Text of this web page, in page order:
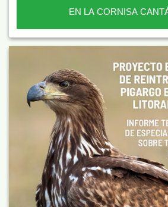
EN LA CORNISA